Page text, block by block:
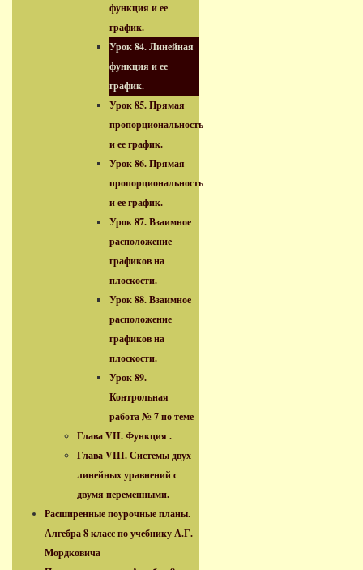
функция и ее
график.
Урок 84. Линейная
функция и ее
график.
Урок 85. Прямая
пропорциональность
и ее график.
Урок 86. Прямая
пропорциональность
и ее график.
Урок 87. Взаимное
расположение
графиков на
плоскости.
Урок 88. Взаимное
расположение
графиков на
плоскости.
Урок 89.
Контрольная
работа № 7 по теме
Глава VII. Функция .
Глава VIII. Системы двух
линейных уравнений с
двумя переменными.
Расширенные поурочные планы.
Алгебра 8 класс по учебнику А.Г.
Мордковича